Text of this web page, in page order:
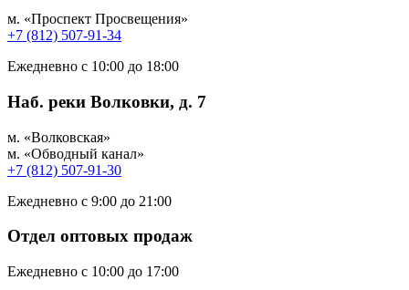
м. «Проспект Просвещения»
+7 (812) 507-91-34
Ежедневно с 10:00 до 18:00
Наб. реки Волковки, д. 7
м. «Волковская»
м. «Обводный канал»
+7 (812) 507-91-30
Ежедневно с 9:00 до 21:00
Отдел оптовых продаж
Ежедневно с 10:00 до 17:00